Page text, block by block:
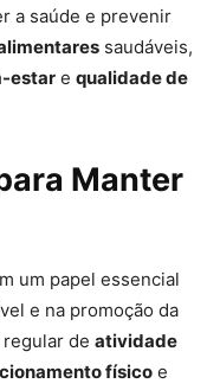
a saúde e prevenir
saudáveis,
estar e qualidade de
Manter
um papel essencial
e na promoção da
regular de atividade
físico e